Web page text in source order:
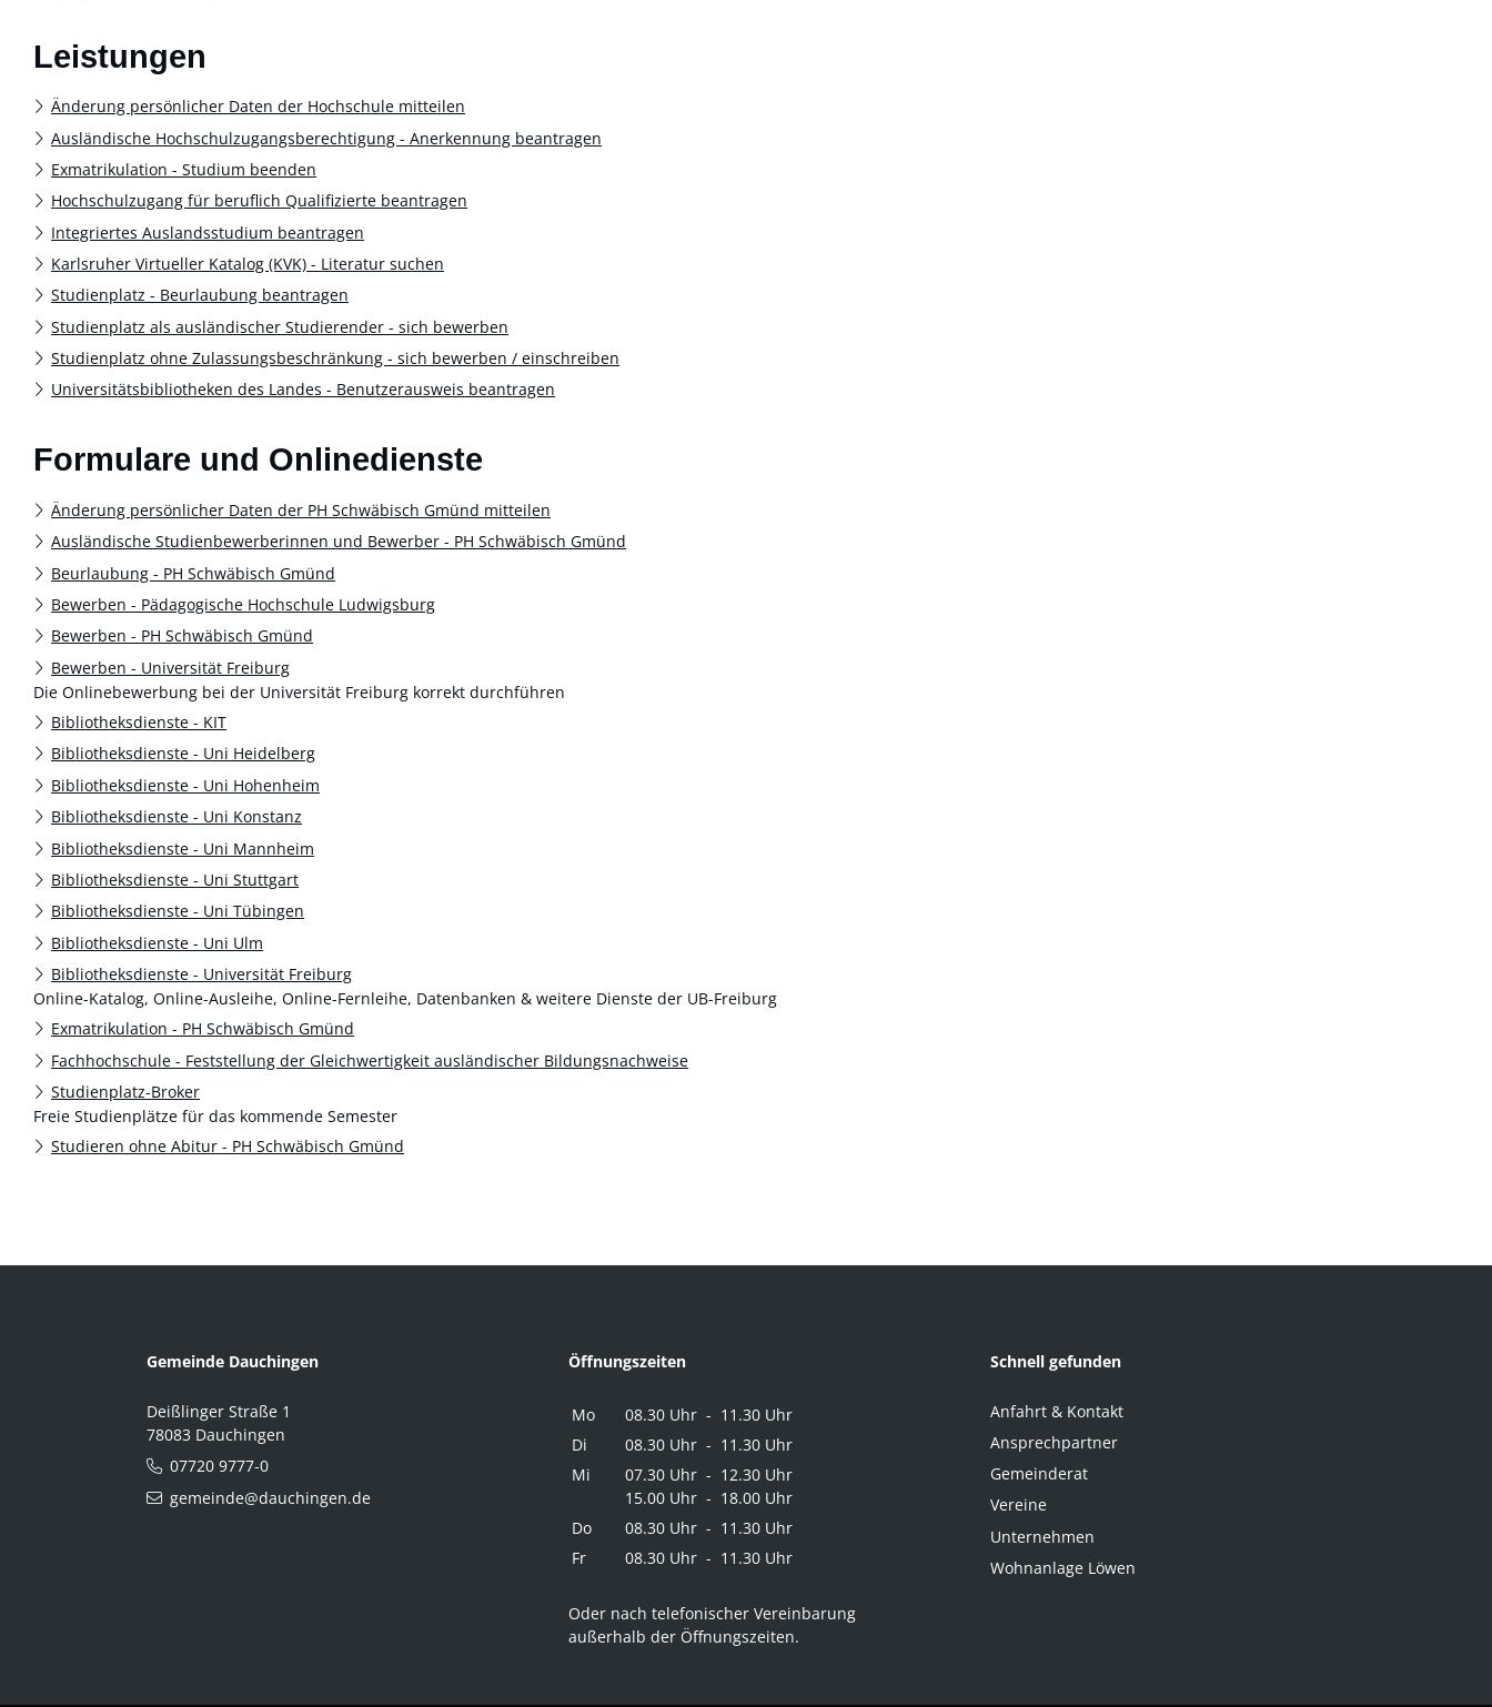
Leistungen
Änderung persönlicher Daten der Hochschule mitteilen
Ausländische Hochschulzugangsberechtigung - Anerkennung beantragen
Exmatrikulation - Studium beenden
Hochschulzugang für beruflich Qualifizierte beantragen
Integriertes Auslandsstudium beantragen
Karlsruher Virtueller Katalog (KVK) - Literatur suchen
Studienplatz - Beurlaubung beantragen
Studienplatz als ausländischer Studierender - sich bewerben
Studienplatz ohne Zulassungsbeschränkung - sich bewerben / einschreiben
Universitätsbibliotheken des Landes - Benutzerausweis beantragen
Formulare und Onlinedienste
Änderung persönlicher Daten der PH Schwäbisch Gmünd mitteilen
Ausländische Studienbewerberinnen und Bewerber - PH Schwäbisch Gmünd
Beurlaubung - PH Schwäbisch Gmünd
Bewerben - Pädagogische Hochschule Ludwigsburg
Bewerben - PH Schwäbisch Gmünd
Bewerben - Universität Freiburg
Die Onlinebewerbung bei der Universität Freiburg korrekt durchführen
Bibliotheksdienste - KIT
Bibliotheksdienste - Uni Heidelberg
Bibliotheksdienste - Uni Hohenheim
Bibliotheksdienste - Uni Konstanz
Bibliotheksdienste - Uni Mannheim
Bibliotheksdienste - Uni Stuttgart
Bibliotheksdienste - Uni Tübingen
Bibliotheksdienste - Uni Ulm
Bibliotheksdienste - Universität Freiburg
Online-Katalog, Online-Ausleihe, Online-Fernleihe, Datenbanken & weitere Dienste der UB-Freiburg
Exmatrikulation - PH Schwäbisch Gmünd
Fachhochschule - Feststellung der Gleichwertigkeit ausländischer Bildungsnachweise
Studienplatz-Broker
Freie Studienplätze für das kommende Semester
Studieren ohne Abitur - PH Schwäbisch Gmünd
Gemeinde Dauchingen
Deißlinger Straße 1
78083 Dauchingen
07720 9777-0
gemeinde@dauchingen.de
Öffnungszeiten
Mo
08.30 Uhr - 11.30 Uhr
Di
08.30 Uhr - 11.30 Uhr
Mi
07.30 Uhr - 12.30 Uhr
15.00 Uhr - 18.00 Uhr
Do
08.30 Uhr - 11.30 Uhr
Fr
08.30 Uhr - 11.30 Uhr
Oder nach telefonischer Vereinbarung
außerhalb der Öffnungszeiten.
Schnell gefunden
Anfahrt & Kontakt
Ansprechpartner
Gemeinderat
Vereine
Unternehmen
Wohnanlage Löwen